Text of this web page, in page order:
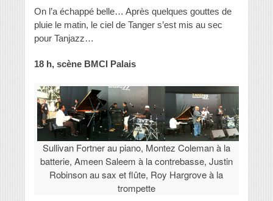
On l’a échappé belle… Après quelques gouttes de
pluie le matin, le ciel de Tanger s’est mis au sec
pour Tanjazz…
18 h, scène BMCI Palais
Sullivan Fortner au piano, Montez Coleman à la
batterie, Ameen Saleem à la contrebasse, Justin
Robinson au sax et flûte, Roy Hargrove à la
trompette